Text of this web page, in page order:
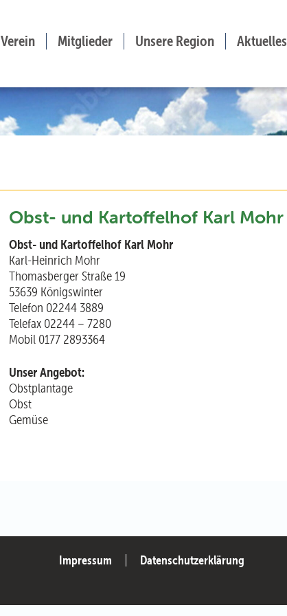
Verein Mitglieder Unsere Region Aktuelles
Obst- und Kartoffelhof Karl Mohr
Obst- und Kartoffelhof Karl Mohr
Karl-Heinrich Mohr
Thomasberger Straße 19
53639 Königswinter
Telefon 02244 3889
Telefax 02244 – 7280
Mobil 0177 2893364
Unser Angebot:
Obstplantage
Obst
Gemüse
Impressum Datenschutzerklärung